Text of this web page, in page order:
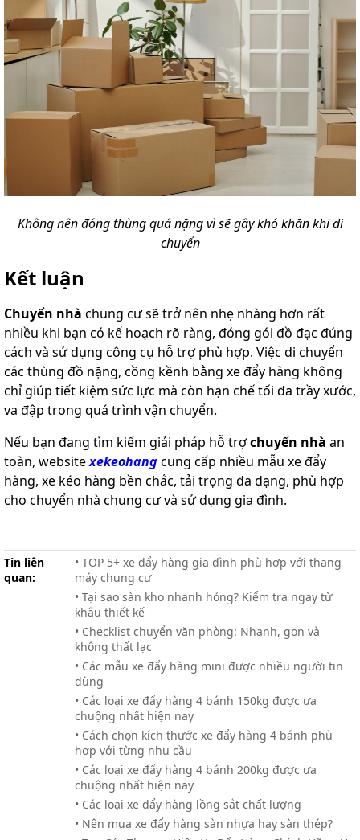
Không nên đóng thùng quá nặng vì sẽ gây khó khăn khi di
chuyển
Kết luận
Chuyển nhà chung cư sẽ trở nên nhẹ nhàng hơn rất
nhiều khi bạn có kế hoạch rõ ràng, đóng gói đồ đạc đúng
cách và sử dụng công cụ hỗ trợ phù hợp. Việc di chuyển
các thùng đồ nặng, cồng kềnh bằng xe đẩy hàng không
chỉ giúp tiết kiệm sức lực mà còn hạn chế tối đa trầy xước,
va đập trong quá trình vận chuyển.
Nếu bạn đang tìm kiếm giải pháp hỗ trợchuyển nhà an
toàn, websitexekeohangcung cấp nhiều mẫu xe đẩy
hàng, xe kéo hàng bền chắc, tải trọng đa dạng, phù hợp
cho chuyển nhà chung cư và sử dụng gia đình.
Tin liên
quan:
• TOP 5+ xe đẩy hàng gia đình phù hợp với thang
máy chung cư
• Tại sao sàn kho nhanh hỏng? Kiểm tra ngay từ
khâu thiết kế
• Checklist chuyển văn phòng: Nhanh, gọn và
không thất lạc
• Các mẫu xe đẩy hàng mini được nhiều người tin
dùng
• Các loại xe đẩy hàng 4 bánh 150kg được ưa
chuộng nhất hiện nay
• Cách chọn kích thước xe đẩy hàng 4 bánh phù
hợp với từng nhu cầu
• Các loại xe đẩy hàng 4 bánh 200kg được ưa
chuộng nhất hiện nay
• Các loại xe đẩy hàng lồng sắt chất lượng
• Nên mua xe đẩy hàng sàn nhựa hay sàn thép?